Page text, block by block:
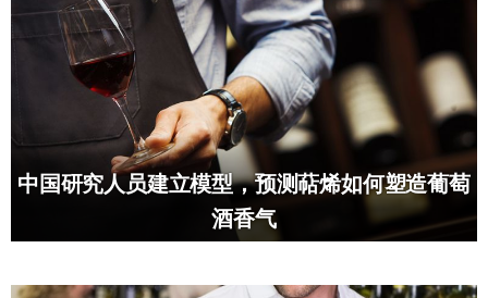
中国研究人员建立模型，预测萜烯如何塑造葡萄
酒香气